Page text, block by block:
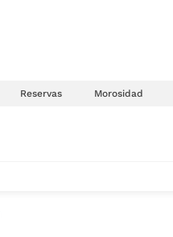
Reservas Morosidad